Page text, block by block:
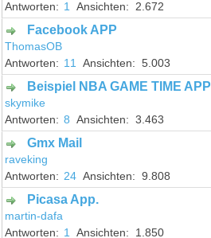
1
2.672
Facebook APP
ThomasOB
11
5.003
Beispiel NBA GAME TIME APP
skymike
8
3.463
Gmx Mail
raveking
24
9.808
Picasa App.
martin-dafa
1
1.850